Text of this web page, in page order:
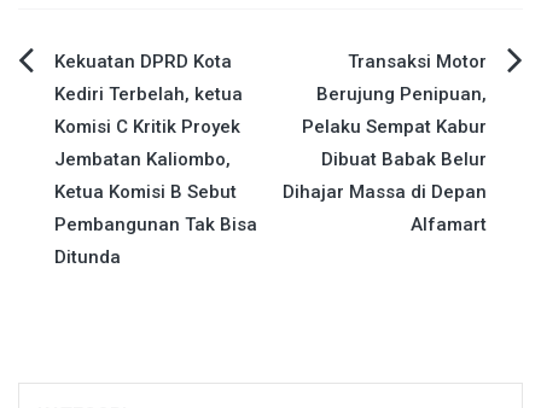
Navigasi
pos
Kekuatan DPRD Kota
Kediri Terbelah, ketua
Komisi C Kritik Proyek
Jembatan Kaliombo,
Ketua Komisi B Sebut
Pembangunan Tak Bisa
Ditunda
Transaksi Motor
Berujung Penipuan,
Pelaku Sempat Kabur
Dibuat Babak Belur
Dihajar Massa di Depan
Alfamart